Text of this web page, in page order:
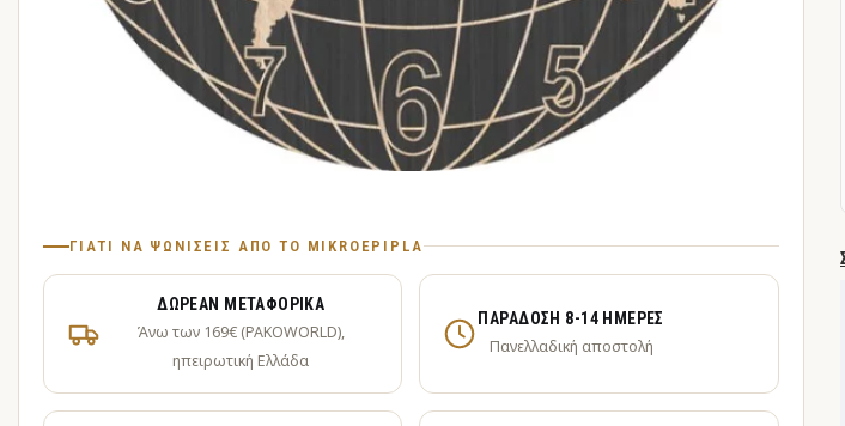
ΓΙΑΤΊ ΝΑ ΨΩΝΊΣΕΙΣ ΑΠΌ ΤΟ MIKROEPIPLA
ΔΩΡΕΆΝ ΜΕΤΑΦΟΡΙΚΆ
Άνω των 169€ (PAKOWORLD),
ηπειρωτική Ελλάδα
ΠΑΡΆΔΟΣΗ 8-14 ΗΜΈΡΕΣ
Πανελλαδική αποστολή